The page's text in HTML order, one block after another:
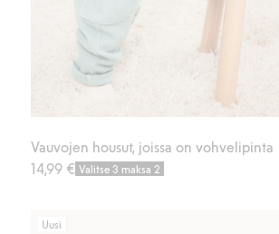
Vauvojen housut, joissa on vohvelipinta
14,99 € Valitse 3 maksa 2
Uusi